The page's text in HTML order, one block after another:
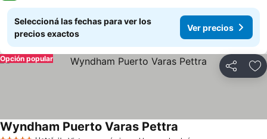
Seleccioná las fechas para ver los
precios exactos
Ver precios
Compartir
Opción popular
Wyndham Puerto Varas Pettra